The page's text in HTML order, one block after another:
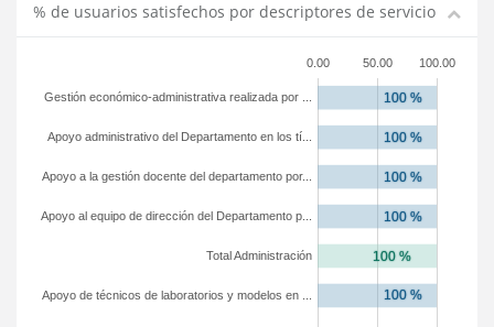
% de usuarios satisfechos por descriptores de servicio
0.00 50.00 100.00
Apoyo de técnicos de laboratorios y modelos en ...
Total Administración
Apoyo al equipo de dirección del Departamento p...
Apoyo a la gestión docente del departamento por...
Apoyo administrativo del Departamento en los tí...
Gestión económico-administrativa realizada por ...